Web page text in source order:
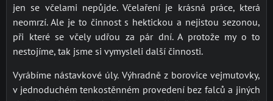
jen se včelami nepůjde. Včelaření je krásná práce, která
neomrzí. Ale je to činnost s hektickou a nejistou sezonou,
při které se včely udřou za pár dní. A protože my o to
nestojíme, tak jsme si vymysleli další činnosti.
Vyrábíme nástavkové úly. Výhradně z borovice vejmutovky,
v jednoduchém tenkostěnném provedení bez falců a jiných